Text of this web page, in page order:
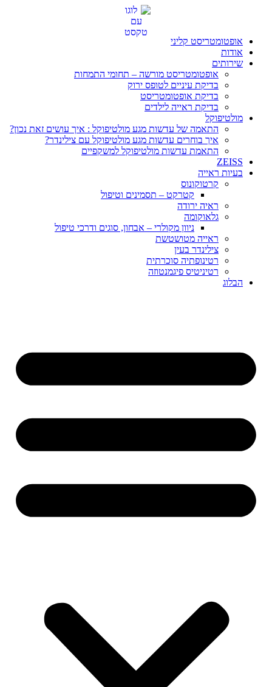
אופטומטריסט קליני
אודות
שירותים
אופטומטריסט מורשה – תחומי התמחות
בדיקת עיניים לטופס ירוק
בדיקת אופטומטריסט
בדיקת ראייה לילדים
מולטיפוקל
התאמה של עדשות מגע מולטיפוקל : איך עושים זאת נכון?
איך בוחרים עדשות מגע מולטיפוקל עם צילינדר?
התאמת עדשות מולטיפוקל למשקפיים
ZEISS
בעיות ראייה
קרטוקונוס
קטרקט – תסמינים וטיפול
ראיה ירודה
גלאוקומה
ניוון מקולרי – אבחון, סוגים ודרכי טיפול
ראייה מטושטשת
צילינדר בעין
רטינופתיה סוכרתית
רטיניטיס פיגמנטוזה
הבלוג